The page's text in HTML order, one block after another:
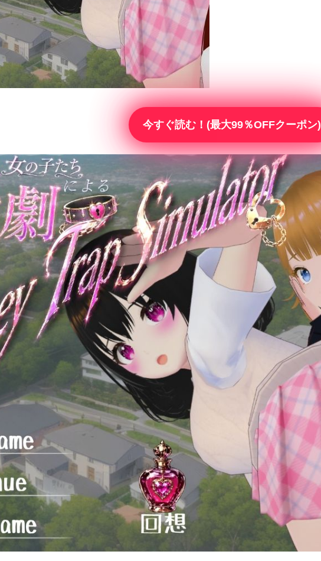
今すぐ読む！(最大99％OFFクーポン)